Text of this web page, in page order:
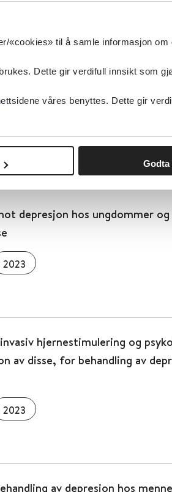
«cookies» til å samle informasjon om
Dette gir verdifull innsikt som
våres benyttes. Dette gir
Godta
2023
depresjon hos ungdommer og
2023
hjernestimulering og
av disse, for behandling av
2023
av depresjon hos